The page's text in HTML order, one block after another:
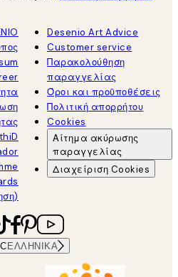
Desenio Art Advice
Customer service
Παρακολούθηση
παραγγελίας
Όροι και προϋποθέσεις
Πολιτική απορρήτου
Cookies
Αίτημα ακύρωσης
παραγγελίας
Διαχείριση Cookies
ΕΛΛΗΝΙΚΆ